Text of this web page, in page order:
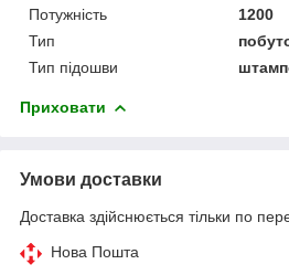
Потужність
1200
Тип
Тип підошви
Приховати
Умови доставки
Доставка здійснюється тільки по
Нова Пошта